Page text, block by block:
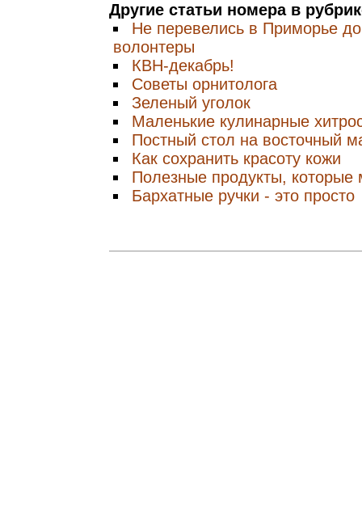
Другие статьи номера в
Не перевелись в Приморье
волонтеры
КВН-декабрь!
Советы орнитолога
Зеленый уголок
Маленькие кулинарные
Постный стол на восточный
Как сохранить красоту кожи
Полезные продукты,
Бархатные ручки - это просто